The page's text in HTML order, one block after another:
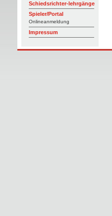
Schiedsrichter-lehrgänge
Spieler/Portal
Onlineanmeldung
Impressum